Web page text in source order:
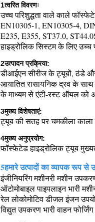
1त्वरित विवरणः
उच्च परिशुद्धता वाले काले
EN10305-1, EN10305-4,
E235, E355, ST37.0,
हाइड्रोलिक सिस्टम के लिए उच्च
2उत्पादन प्रक्रिया:
डीआईएन सीरीज के ट्यूबों, ठंडे
आयातित रासायनिक द्रव के साथ
के माध्यम से एंटी-रस्ट ऑयल को
3मुख्य विशेषताएं:
ट्यूब की सतह पर चमकीला काला
4मुख्य अनुप्रयोग:
फॉस्फेटेड हाइड्रोलिक ट्यूब
5हमारे उत्पादों का व्यापक रूप से
इंजीनियरिंग मशीनरी मशीन
ऑटोमोबाइल पाइपलाइन भारी
रेल लोकोमोटिव डीजल इंजन
विद्युत उपकरण भारी वाहन